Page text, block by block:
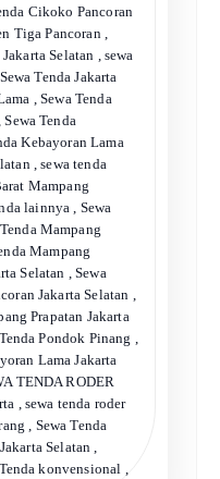
Cikoko Pancoran
Tiga Pancoran,
Selatan , sewa
Sewa Tenda Jakarta
,Sewa Tenda
Sewa Tenda
Kebayoran Lama
,sewa tenda
Mampang
lainnya , Sewa
Mampang
Mampang
Selatan ,Sewa
Jakarta Selatan ,
Prapatan Jakarta
Pondok Pinang ,
Lama Jakarta
TENDA RODER
, sewa tenda roder
, Sewa Tenda
Selatan,
Tenda konvensional ,